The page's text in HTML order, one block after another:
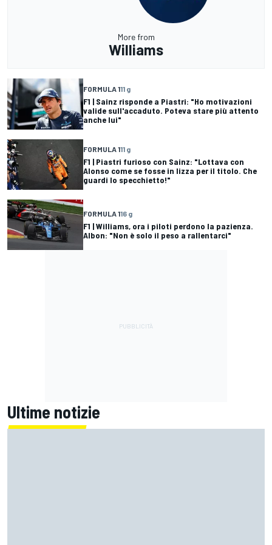
More from
Williams
FORMULA 111 g
F1 | Sainz risponde a Piastri: "Ho motivazioni
valide sull'accaduto. Poteva stare più attento
anche lui"
FORMULA 111 g
F1 | Piastri furioso con Sainz: "Lottava con
Alonso come se fosse in lizza per il titolo. Che
guardi lo specchietto!"
FORMULA 116 g
F1 | Williams, ora i piloti perdono la pazienza.
Albon: "Non è solo il peso a rallentarci"
Ultime notizie